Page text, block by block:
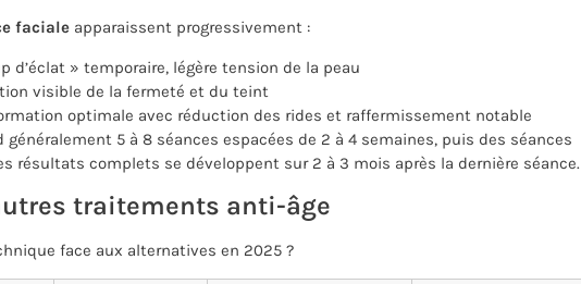
faciale apparaissent progressivement :
d’éclat » temporaire, légère tension de la peau
visible de la fermeté et du teint
optimale avec réduction des rides et raffermissement notable
généralement 5 à 8 séances espacées de 2 à 4 semaines, puis des séances
résultats complets se développent sur 2 à 3 mois après la dernière séance.
traitements anti-âge
face aux alternatives en 2025 ?